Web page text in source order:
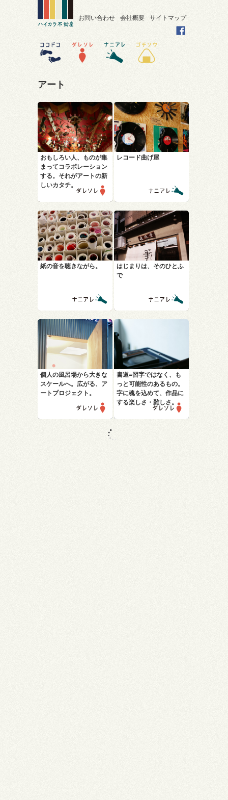
お問い合わせ 会社概要 サイトマップ
アート
おもしろい人、ものが集
まってコラボレーション
する。 それがアートの新
しいカタチ。
レコード曲げ屋
紙の音を聴きながら。
はじまりは、そのひとふ
で
個人の風呂場から大きな
スケールへ。広がる、ア
ートプロジェクト。
書道=習字ではなく、も
っと可能性のあるもの。
字に魂を込めて、作品に
する楽しさ・難しさ。